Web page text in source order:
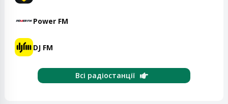
Power FM
DJ FM
Всі радіостанції